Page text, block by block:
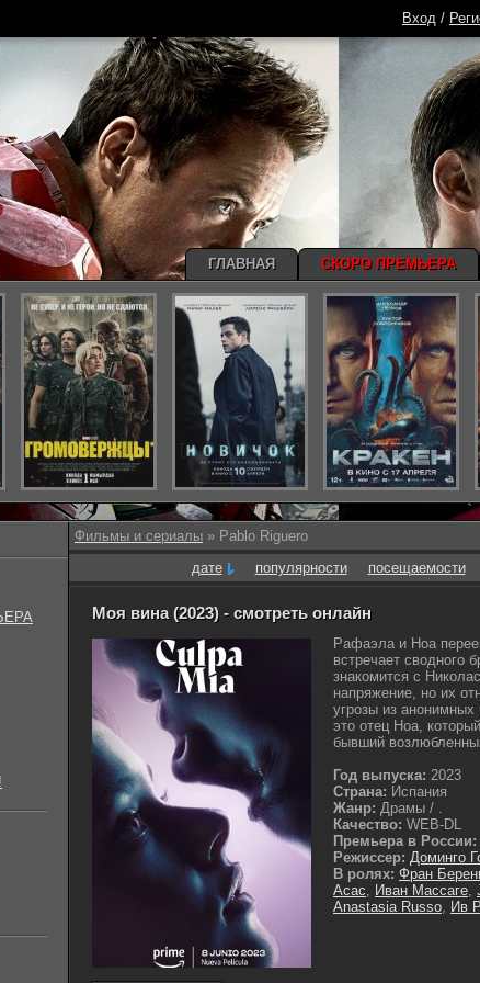
Фильмы и сериалы » Pablo Riguero
дате
популярности посещаемости
Моя вина (2023) - смотреть онлайн
Рафаэла и Ноа
встречает сводного
знакомится с
напряжение, но их
угрозы из анонимных
это отец Ноа,
бывший
Год выпуска: 2023
Страна: Испания
Жанр: Драмы / .
Качество: WEB-DL
Премьера в России:
Режиссер: Доминго
В ролях: Фран
Асас, Иван Массаге,
Anastasia Russo, Ив
Вход /
ГЛАВНАЯ СКОРО ПРЕМЬЕРА